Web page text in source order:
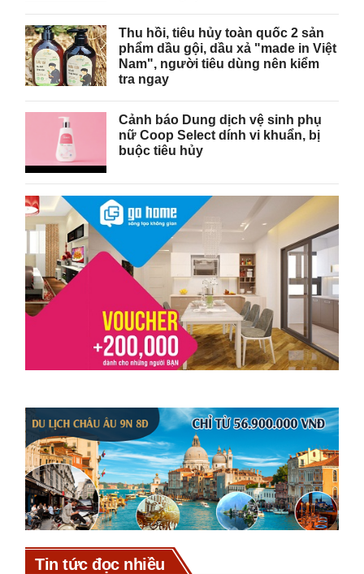
Thu hồi, tiêu hủy toàn quốc 2 sản
phẩm dầu gội, dầu xả "made in Việt
Nam", người tiêu dùng nên kiểm
tra ngay
Cảnh báo Dung dịch vệ sinh phụ
nữ Coop Select dính vi khuẩn, bị
buộc tiêu hủy
Tin tức đọc nhiều